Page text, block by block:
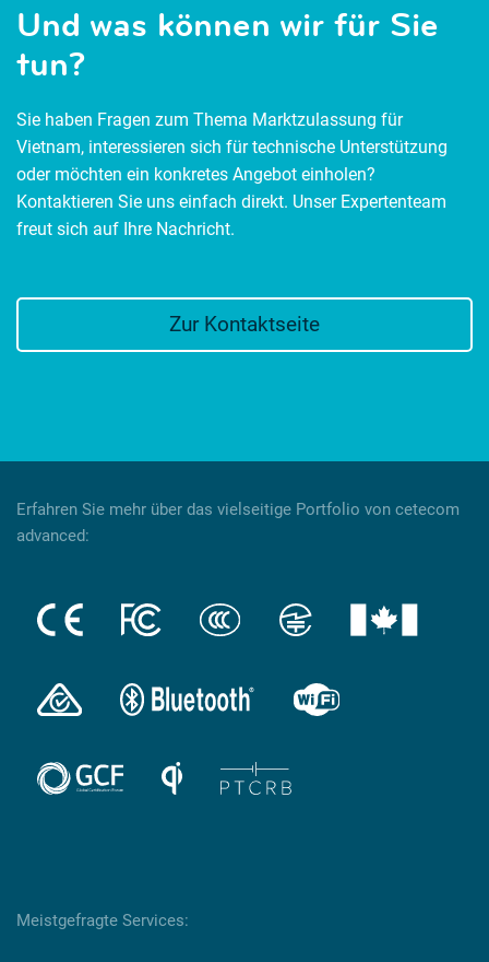
Und was können wir für Sie
tun?
Sie haben Fragen zum Thema Marktzulassung für
Vietnam, interessieren sich für technische Unterstützung
oder möchten ein konkretes Angebot einholen?
Kontaktieren Sie uns einfach direkt. Unser Expertenteam
freut sich auf Ihre Nachricht.
Zur Kontaktseite
Erfahren Sie mehr über das vielseitige Portfolio von cetecom
advanced:
Meistgefragte Services: